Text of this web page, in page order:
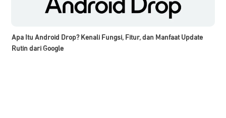
Apa Itu Android Drop? Kenali Fungsi, Fitur, dan Manfaat Update
Rutin dari Google